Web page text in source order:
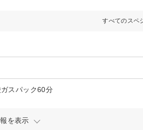
すべてのスペ
スパック60分
を表示